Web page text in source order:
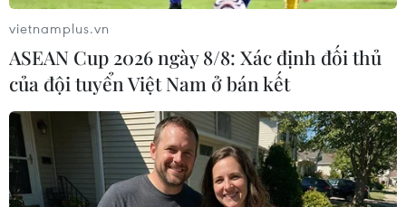
vietnamplus.vn
ASEAN Cup 2026 ngày 8/8: Xác định đối thủ
của đội tuyển Việt Nam ở bán kết